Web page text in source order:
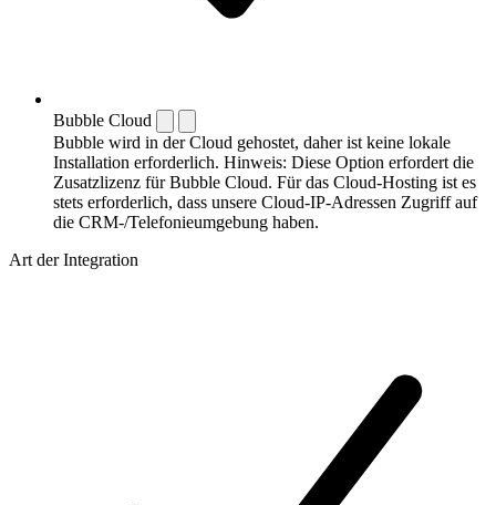
Bubble Cloud
Bubble wird in der Cloud gehostet, daher ist keine lokale
Installation erforderlich. Hinweis: Diese Option erfordert die
Zusatzlizenz für Bubble Cloud. Für das Cloud-Hosting ist es
stets erforderlich, dass unsere Cloud-IP-Adressen Zugriff auf
die CRM-/Telefonieumgebung haben.
Art der Integration